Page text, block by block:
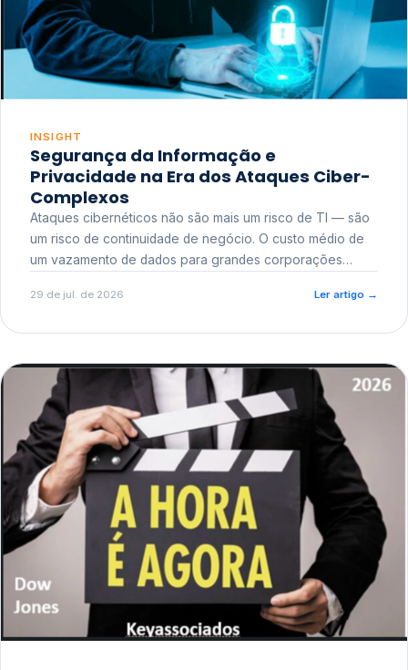
INSIGHT
Segurança da Informação e
Privacidade na Era dos Ataques Ciber-
Complexos
Ataques cibernéticos não são mais um risco de TI — são
um risco de continuidade de negócio. O custo médio de
um vazamento de dados para grandes corporações
reputacional e o risco regulatório junto a órgãos como a
29 de jul. de 2026 Ler artigo →